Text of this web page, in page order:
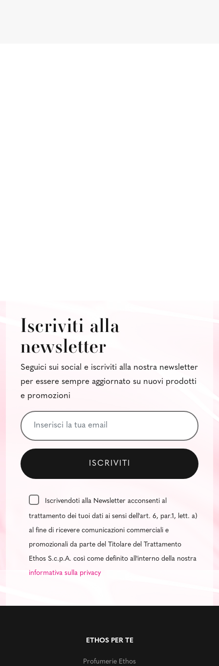
Iscriviti alla
newsletter
Seguici sui social e iscriviti alla nostra newsletter
per essere sempre aggiornato su nuovi prodotti
e promozioni
Iscrivendoti alla Newsletter acconsenti al
trattamento dei tuoi dati ai sensi dell'art. 6, par.1, lett. a)
al fine di ricevere comunicazioni commerciali e
promozionali da parte del Titolare del Trattamento
Ethos S.c.p.A. così come definito all'interno della nostra
informativa sulla privacy
ETHOS PER TE
Profumerie Ethos